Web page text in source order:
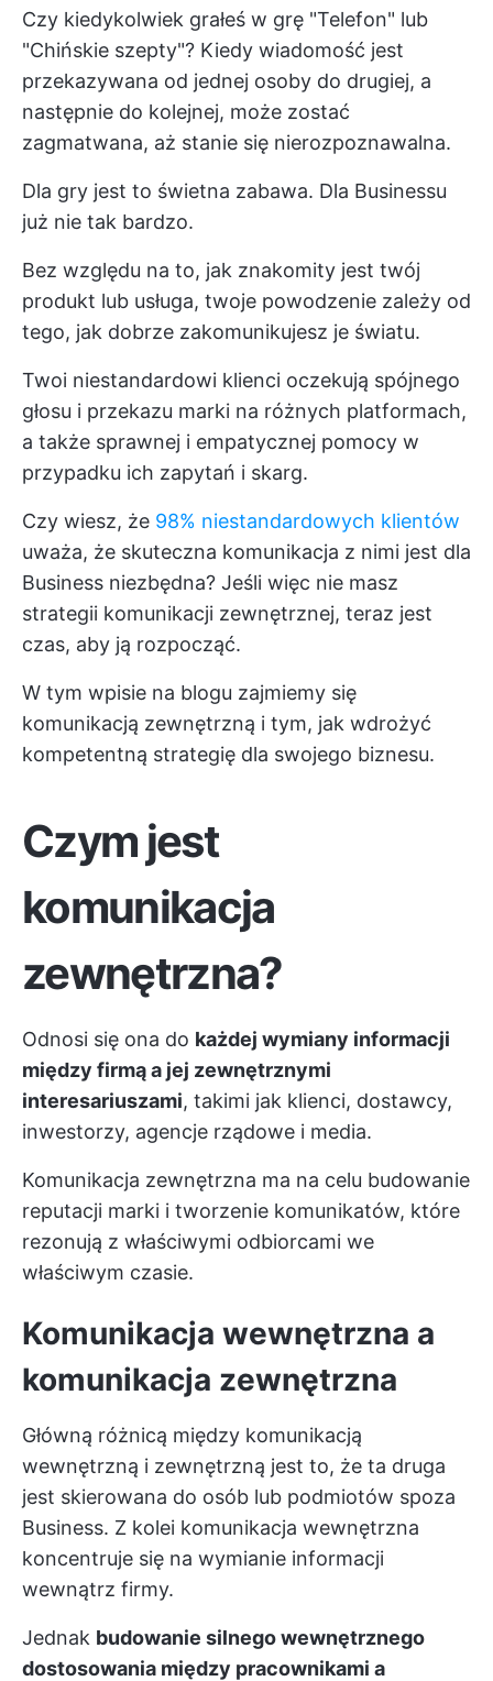
Czy kiedykolwiek grałeś w grę "Telefon" lub
"Chińskie szepty"? Kiedy wiadomość jest
przekazywana od jednej osoby do drugiej, a
następnie do kolejnej, może zostać
zagmatwana, aż stanie się nierozpoznawalna.
Dla gry jest to świetna zabawa. Dla Businessu
już nie tak bardzo.
Bez względu na to, jak znakomity jest twój
produkt lub usługa, twoje powodzenie zależy od
tego, jak dobrze zakomunikujesz je światu.
Twoi niestandardowi klienci oczekują spójnego
głosu i przekazu marki na różnych platformach,
a także sprawnej i empatycznej pomocy w
przypadku ich zapytań i skarg.
Czy wiesz, że 98% niestandardowych klientów
uważa, że skuteczna komunikacja z nimi jest dla
Business niezbędna? Jeśli więc nie masz
strategii komunikacji zewnętrznej, teraz jest
czas, aby ją rozpocząć.
W tym wpisie na blogu zajmiemy się
komunikacją zewnętrzną i tym, jak wdrożyć
kompetentną strategię dla swojego biznesu.
Czym jest
komunikacja
zewnętrzna?
Odnosi się ona do każdej wymiany informacji
między firmą a jej zewnętrznymi
interesariuszami, takimi jak klienci, dostawcy,
inwestorzy, agencje rządowe i media.
Komunikacja zewnętrzna ma na celu budowanie
reputacji marki i tworzenie komunikatów, które
rezonują z właściwymi odbiorcami we
właściwym czasie.
Komunikacja wewnętrzna a
komunikacja zewnętrzna
Główną różnicą między komunikacją
wewnętrzną i zewnętrzną jest to, że ta druga
jest skierowana do osób lub podmiotów spoza
Business. Z kolei komunikacja wewnętrzna
koncentruje się na wymianie informacji
wewnątrz firmy.
Jednak budowanie silnego wewnętrznego
dostosowania między pracownikami a